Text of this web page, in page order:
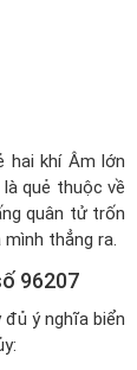
hai khí Âm lớn
quẻ thuộc về
quân tử trốn
thẳng ra.
96207
ý nghĩa biển